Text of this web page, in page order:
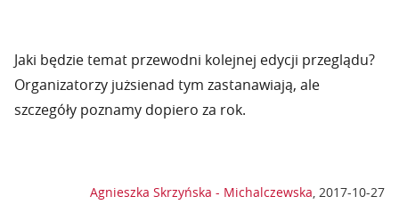
Jaki będzie temat przewodni kolejnej edycji przeglądu?
Organizatorzy jużsienad tym zastanawiają, ale
szczegóły poznamy dopiero za rok.
Agnieszka Skrzyńska - Michalczewska, 2017-10-27